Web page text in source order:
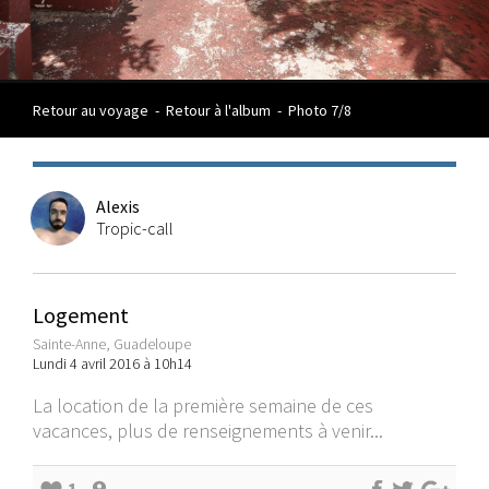
Retour au voyage - Retour à l'album - Photo 7/8
Alexis
Tropic-call
Logement
Sainte-Anne, Guadeloupe
Lundi 4 avril 2016 à 10h14
La location de la première semaine de ces
vacances, plus de renseignements à venir...